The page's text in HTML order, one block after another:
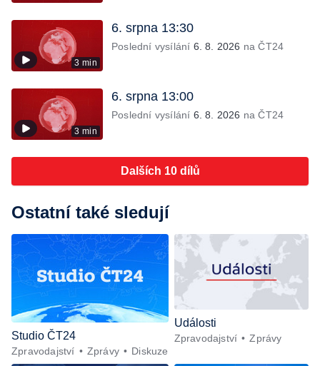
3 min
6. srpna 13:30
Poslední vysílání 6. 8. 2026 na ČT24
3 min
6. srpna 13:00
Poslední vysílání 6. 8. 2026 na ČT24
Dalších 10 dílů
Ostatní také sledují
Studio ČT24
Zpravodajství Zprávy Diskuze
Události
Zpravodajství Zprávy